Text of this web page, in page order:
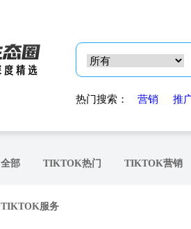
热门搜索： 营销 推
全部 TIKTOK热门 TIKTOK营销
TIKTOK服务